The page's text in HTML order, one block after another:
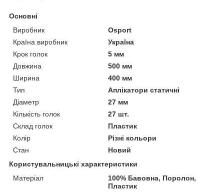
Основні
Виробник
Osport
Країна виробник
Україна
Крок голок
5 мм
Довжина
500 мм
Ширина
400 мм
Тип
Аплікатори статичні
Діаметр
27 мм
Кількість голок
27 шт.
Склад голок
Пластик
Колір
Різні кольори
Стан
Новий
Користувальницькі характеристики
Матеріал
100% Бавовна, Поролон,
Пластик